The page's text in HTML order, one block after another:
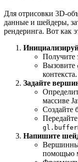
Для отрисовки 3D-
данные и шейдеры,
рендеринга. Вот как
Получите
Вызовите
контекста.
Задайте
массиве
Создайте
Напишите
помощью